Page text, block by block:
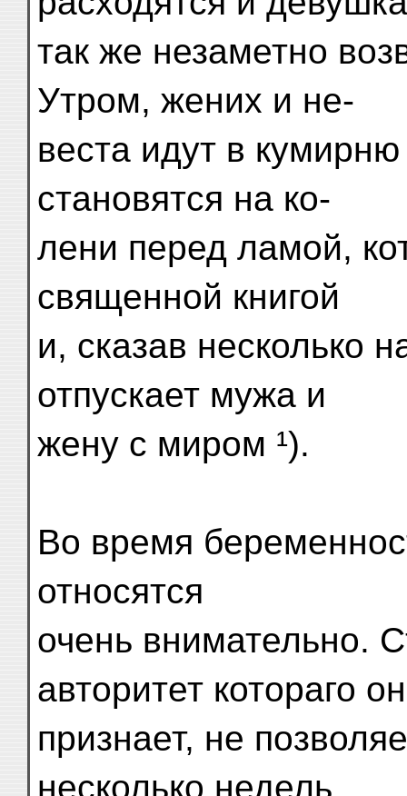
так же незаметно
Утром, жених и не-
веста идут в
становятся на ко-
лени перед ламой,
священной книгой
и, сказав несколько
отпускает мужа и
жену с миром ¹).
Во время
относятся
очень внимательно.
авторитет котораго
признает, не
несколько недель